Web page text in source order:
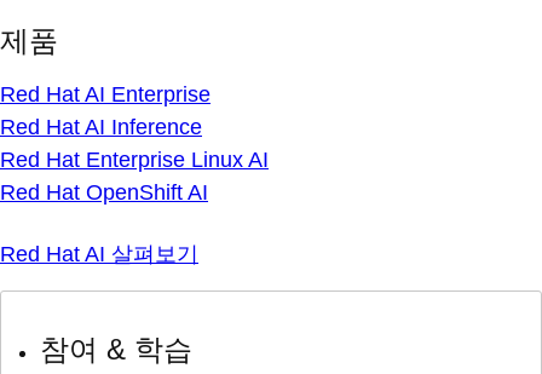
제품
Red Hat AI Enterprise
Red Hat AI Inference
Red Hat Enterprise Linux AI
Red Hat OpenShift AI
Red Hat AI 살펴보기
참여 & 학습